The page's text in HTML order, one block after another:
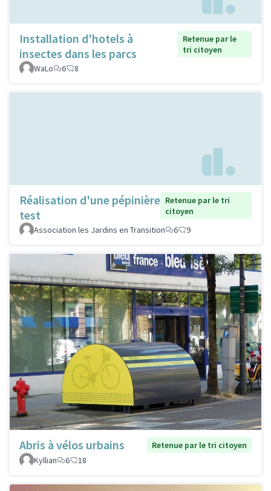
Installation d'hotels à
insectes dans les parcs
Retenue par le
tri citoyen
WaLo
6 8
Réalisation d'une pépinière
test
Retenue par le tri
citoyen
Association les Jardins en Transition
6 9
Abris à vélos urbains
Retenue par le tri citoyen
Kyllian
6 18